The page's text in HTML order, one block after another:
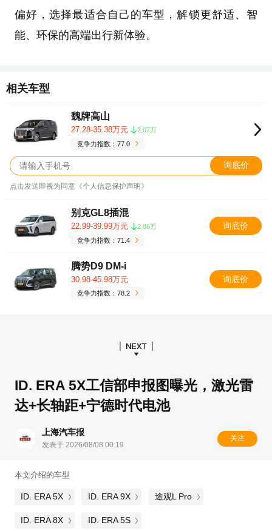
偏好，选择最适合自己的车型，解锁更舒适、智
能、环保的高端出行新体验。
相关车型
魏牌高山
27.28-35.38万元
2.07万
竞争力指数：77.0
询底价
点击发送即视为同意《个人信息保护声明》
别克GL8插混
22.99-39.99万元
2.86万
竞争力指数：71.4
询底价
腾势D9 DM-i
30.98-45.98万元
竞争力指数：78.2
询底价
ID. ERA 5X工信部申报图曝光，激光雷
达+长轴距+宁德时代电池
上海汽车报
发表于 2026/08/08 00:19
关注
本文介绍的车型
ID. ERA 5X ID. ERA 9X 途观L Pro
ID. ERA 8X ID. ERA 5S